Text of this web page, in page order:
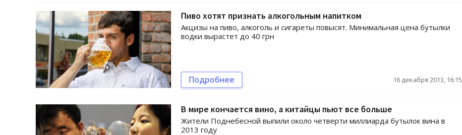
Пиво хотят признать алкогольным напитком
Акцизы на пиво, алкоголь и сигареты повысят. Минимальная цена бутылки
водки вырастет до 40 грн
Подробнее 16 декабря 2013, 16:15
В мире кончается вино, а китайцы пьют все больше
Жители Поднебесной выпили около четверти миллиарда бутылок вина в
2013 году